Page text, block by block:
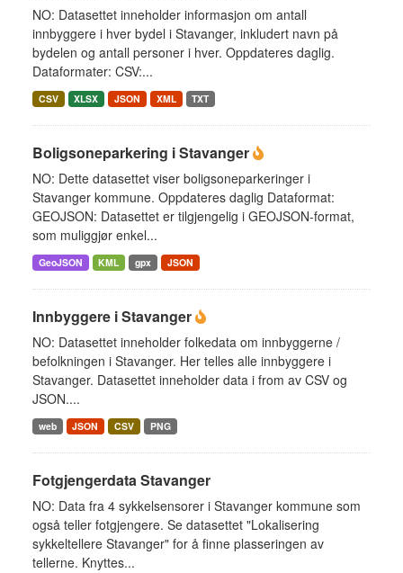
NO: Datasettet inneholder informasjon om antall
innbyggere i hver bydel i Stavanger, inkludert navn på
bydelen og antall personer i hver. Oppdateres daglig.
Dataformater: CSV:...
CSV XLSX JSON XML TXT
Boligsoneparkering i Stavanger
NO: Dette datasettet viser boligsoneparkeringer i
Stavanger kommune. Oppdateres daglig Dataformat:
GEOJSON: Datasettet er tilgjengelig i GEOJSON-format,
som muliggjør enkel...
GeoJSON KML gpx JSON
Innbyggere i Stavanger
NO: Datasettet inneholder folkedata om innbyggerne /
befolkningen i Stavanger. Her telles alle innbyggere i
Stavanger. Datasettet inneholder data i from av CSV og
JSON....
web JSON CSV PNG
Fotgjengerdata Stavanger
NO: Data fra 4 sykkelsensorer i Stavanger kommune som
også teller fotgjengere. Se datasettet "Lokalisering
sykkeltellere Stavanger" for å finne plasseringen av
tellerne. Knyttes...